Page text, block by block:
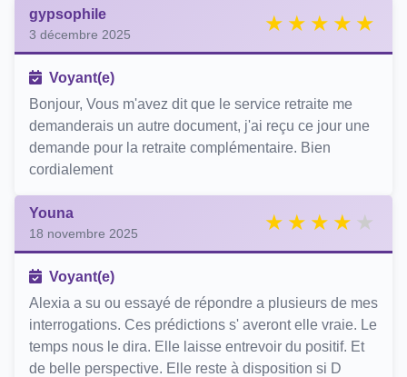
gypsophile
3 décembre 2025
Voyant(e)
Bonjour, Vous m'avez dit que le service retraite me
demanderais un autre document, j'ai reçu ce jour une
demande pour la retraite complémentaire. Bien
cordialement
Youna
18 novembre 2025
Voyant(e)
Alexia a su ou essayé de répondre a plusieurs de mes
interrogations. Ces prédictions s' averont elle vraie. Le
temps nous le dira. Elle laisse entrevoir du positif. Et
de belle perspective. Elle reste à disposition si D